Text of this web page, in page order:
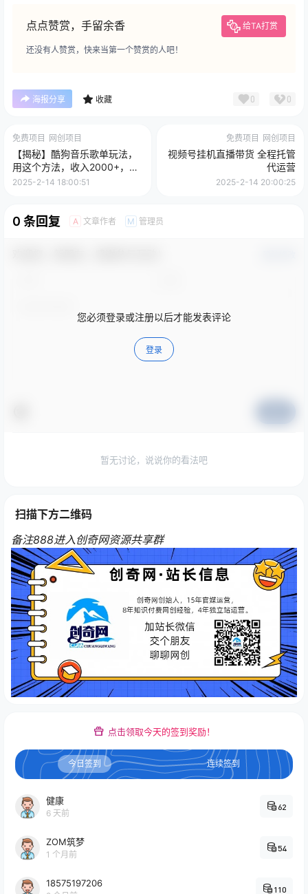
点点赞赏，手留余香 给TA打赏
还没有人赞赏，快来当第一个赞赏的人吧！
海报分享 收藏 0 0
免费项目 网创项目
【揭秘】酷狗音乐歌单玩法，
用这个方法，收入2000+，永
久收米，有播放就有收益，冷
2025-2-14 18:00:51
免费项目 网创项目
视频号挂机直播带货 全程托管
代运营
2025-2-14 20:00:25
0 条回复 A 文章作者 M 管理员
您必须登录或注册以后才能发表评论
登录
暂无讨论，说说你的看法吧
扫描下方二维码
备注888进入创奇网资源共享群
点击领取今天的签到奖励！
今日签到 连续签到
健康
6 天前
62
ZOM筑梦
1 个月前
54
18575197206
110